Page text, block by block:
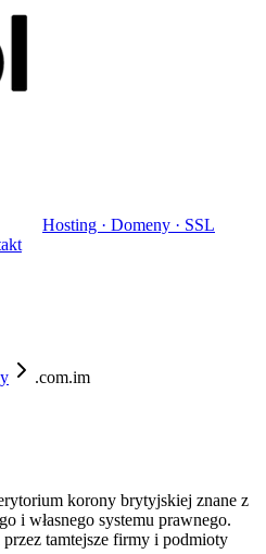
Hosting · Domeny · SSL
.com.im
korony brytyjskiej znane z
i własnego systemu prawnego.
tamtejsze firmy i podmioty